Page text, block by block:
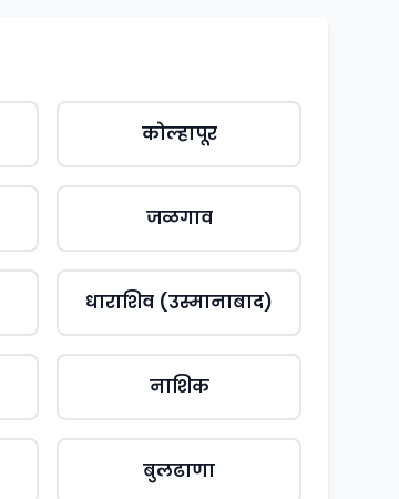
कोल्हापूर
जळगाव
धाराशिव (उस्मानाबाद)
नाशिक
बुलढाणा